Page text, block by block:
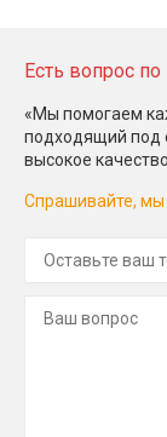
Есть вопрос по
«Мы помогаем
подходящий под
высокое
Спрашивайте,